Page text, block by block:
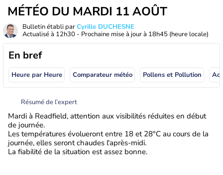
MÉTÉO DU MARDI 11 AOÛT
Bulletin établi parCyrille DUCHESNE
Actualisé à 12h30 - Prochaine mise à jour à 18h45 (heure locale)
En bref
Heure par Heure Comparateur météo Pollens et Pollution
Résumé de l’expert
Mardi à Readfield, attention aux visibilités réduites en début
de journée.
Les températures évolueront entre 18 et 28°C au cours de la
journée, elles seront chaudes l'après-midi.
La fiabilité de la situation est assez bonne.